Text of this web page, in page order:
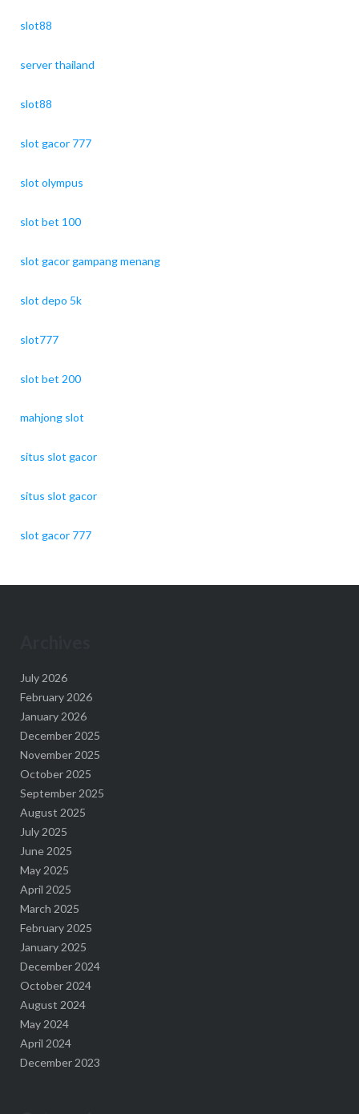
slot88
server thailand
slot88
slot gacor 777
slot olympus
slot bet 100
slot gacor gampang menang
slot depo 5k
slot777
slot bet 200
mahjong slot
situs slot gacor
situs slot gacor
slot gacor 777
July 2026
February 2026
January 2026
December 2025
November 2025
October 2025
September 2025
August 2025
July 2025
June 2025
May 2025
April 2025
March 2025
February 2025
January 2025
December 2024
October 2024
August 2024
May 2024
April 2024
December 2023